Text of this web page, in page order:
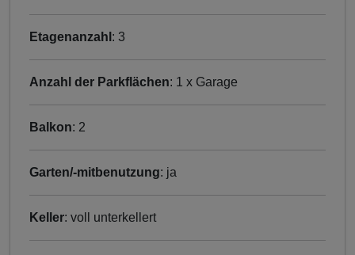
Etagenanzahl : 3
Anzahl der Parkflächen: 1 x Garage
Balkon: 2
Garten/-mitbenutzung: ja
Keller: voll unterkellert